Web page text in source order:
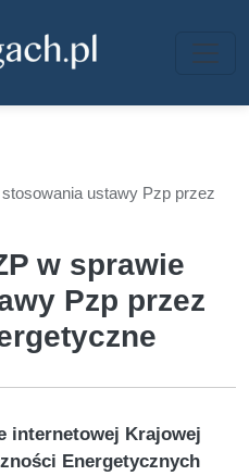
ustawy Pzp przez
w sprawie
Pzp przez
internetowej Krajowej
Energetycznych